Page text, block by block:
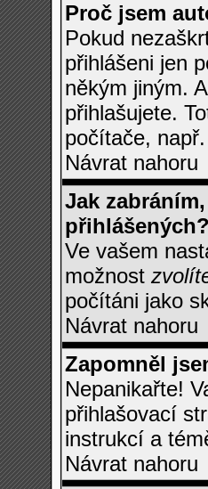
Proč jsem
Pokud
přihlášeni jen
někým jiným.
přihlašujete.
počítače,
Návrat nahoru
Jak
přihlášených?
Ve vašem
možnost
počítáni jako
Návrat nahoru
Zapomněl
Nepanikařte!
přihlašovací
instrukcí a
Návrat nahoru